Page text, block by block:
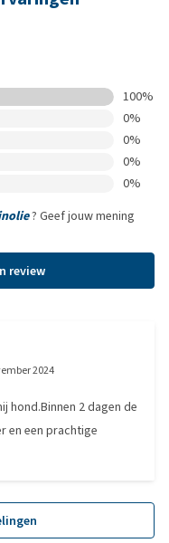
100%
0%
0%
0%
0%
? Geef jouw mening
review
2024
hond.Binnen 2 dagen de
en een prachtige